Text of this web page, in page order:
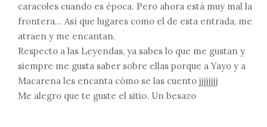
caracoles cuando es época. Pero ahora está muy mal la
frontera… Así que lugares como el de esta entrada, me
atraen y me encantan.
Respecto a las Leyendas, ya sabes lo que me gustan y
siempre me gusta saber sobre ellas porque a Yayo y a
Macarena les encanta cómo se las cuento jjjjjjjj
Me alegro que te guste el sitio. Un besazo